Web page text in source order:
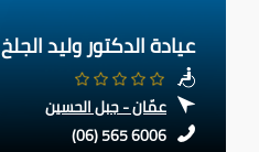
عيادة الدكتور وليد الجلخ
عمّان - جبل الحسين
(06) 565 6006